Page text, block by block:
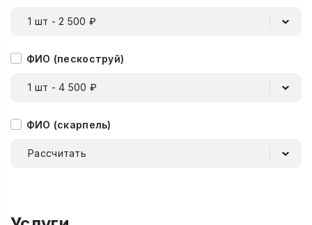
1 шт - 2 500 ₽
ФИО (пескоструй)
1 шт - 4 500 ₽
ФИО (скарпель)
Рассчитать